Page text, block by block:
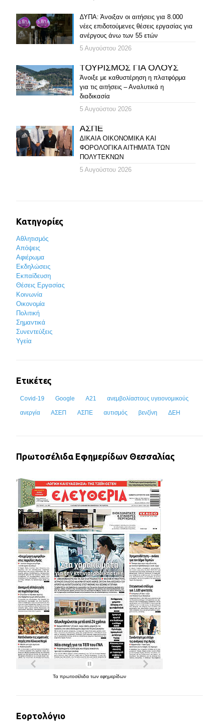
ΔΥΠΑ: Άνοιξαν οι αιτήσεις για 8.000
νέες επιδοτούμενες θέσεις εργασίας για
ανέργους άνω των 55 ετών
5 Αυγούστου 2026
ΤΟΥΡΙΣΜΟΣ ΓΙΑ ΟΛΟΥΣ
Άνοιξε με καθυστέρηση η πλατφόρμα
για τις αιτήσεις – Αναλυτικά η
διαδικασία
5 Αυγούστου 2026
ΑΣΠΕ
ΔΙΚΑΙΑ ΟΙΚΟΝΟΜΙΚΑ ΚΑΙ
ΦΟΡΟΛΟΓΙΚΑ ΑΙΤΗΜΑΤΑ ΤΩΝ
ΠΟΛΥΤΕΚΝΩΝ
5 Αυγούστου 2026
Κατηγορίες
Αθλητισμός
Απόψεις
Αφιέρωμα
Εκδηλώσεις
Εκπαίδευση
Θέσεις Εργασίας
Κοινωνία
Οικονομία
Πολιτική
Σημαντικά
Συνεντεύξεις
Υγεία
Ετικέτες
Covid-19 Google Α21 ανεμβολίαστους υγειονομικούς
ανεργία ΑΣΕΠ ΑΣΠΕ αυτισμός βενζίνη ΔΕΗ
Πρωτοσέλιδα Εφημερίδων Θεσσαλίας
Τα πρωτοσέλιδα των εφημερίδων
Εορτολόγιο